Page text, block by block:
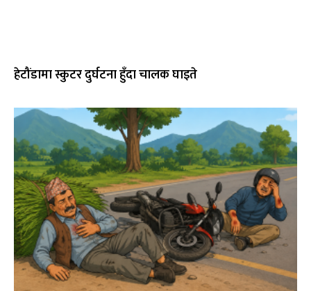
हेटौंडामा स्कुटर दुर्घटना हुँदा चालक घाइते